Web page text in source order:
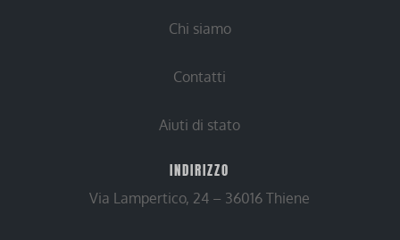
Chi siamo
Contatti
Aiuti di stato
INDIRIZZO
Via Lampertico, 24 – 36016 Thiene